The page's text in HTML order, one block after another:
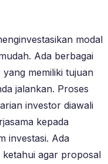
modal
Ada berbagai
memiliki tujuan
jalankan. Proses
investor diawali
kepada
investasi. Ada
agar proposal